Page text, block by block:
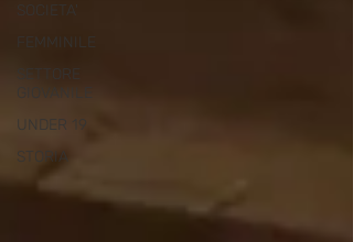
SOCIETA'
FEMMINILE
SETTORE
UNDER 19
STORIA